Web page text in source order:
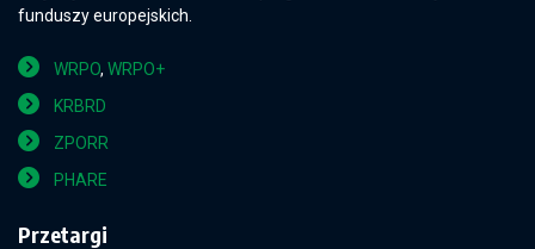
funduszy europejskich.
WRPO, WRPO+
KRBRD
ZPORR
PHARE
Przetargi